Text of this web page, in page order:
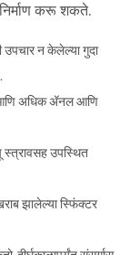
करू शकते.
न केलेल्या गुदा
आणि अधिक ॲनल आणि
स्त्रावसह उपस्थित
झालेल्या स्फिंक्टर